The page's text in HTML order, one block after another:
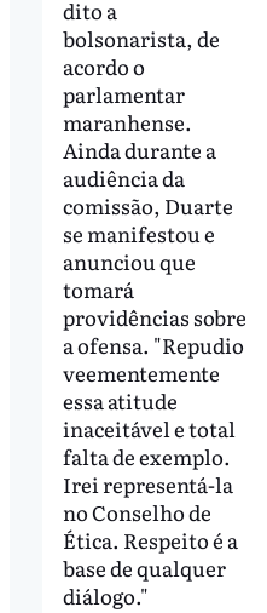
dito a
bolsonarista, de
acordo o
parlamentar
maranhense.
Ainda durante a
audiência da
comissão, Duarte
se manifestou e
anunciou que
tomará
providências sobre
a ofensa. "Repudio
veementemente
essa atitude
inaceitável e total
falta de exemplo.
Irei representá-la
no Conselho de
Ética. Respeito é a
base de qualquer
diálogo."